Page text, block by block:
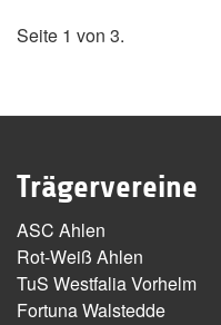
Seite 1 von 3.
Trägervereine
ASC Ahlen
Rot-Weiß Ahlen
TuS Westfalia Vorhelm
Fortuna Walstedde